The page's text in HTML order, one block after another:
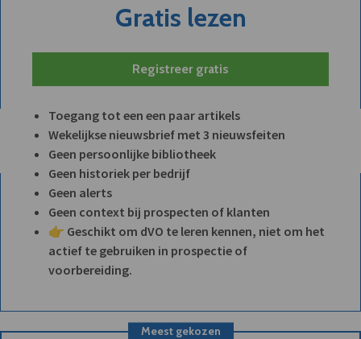
Gratis lezen
Registreer gratis
Toegang tot een een paar artikels
Wekelijkse nieuwsbrief met 3 nieuwsfeiten
Geen persoonlijke bibliotheek
Geen historiek per bedrijf
Geen alerts
Geen context bij prospecten of klanten
👉 Geschikt om dVO te leren kennen, niet om het
actief te gebruiken in prospectie of
voorbereiding.
Meest gekozen